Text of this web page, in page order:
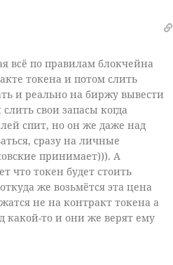
всё по правилам блокчейна
токена и потом слить
и реально на биржу вывести
свои запасы когда
спит, но он же даже над
сразу на личные
принимает))). А
что токен будет стоить
же возьмётся эта цена
не на контракт токена а
какой-то и они же верят ему